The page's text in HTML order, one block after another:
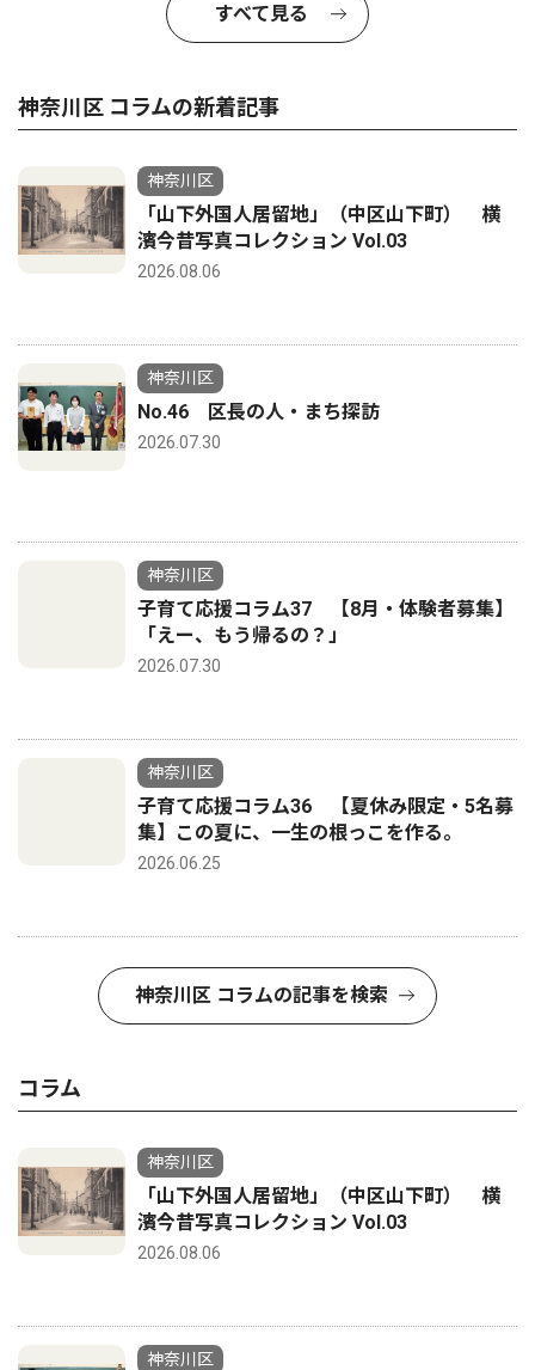
すべて見る
神奈川区 コラムの新着記事
神奈川区
「山下外国人居留地」（中区山下町） 横
濱今昔写真コレクション Vol.03
2026.08.06
神奈川区
No.46 区長の人・まち探訪
2026.07.30
神奈川区
子育て応援コラム37 【8月・体験者募集】
「えー、もう帰るの？」
2026.07.30
神奈川区
子育て応援コラム36 【夏休み限定・5名募
集】この夏に、一生の根っこを作る。
2026.06.25
神奈川区 コラムの記事を検索
コラム
神奈川区
「山下外国人居留地」（中区山下町） 横
濱今昔写真コレクション Vol.03
2026.08.06
神奈川区